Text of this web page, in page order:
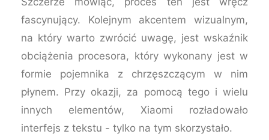
fascynujący. Kolejnym akcentem wizualnym,
na który warto zwrócić uwagę, jest wskaźnik
obciążenia procesora, który wykonany jest w
formie pojemnika z chrzęszczącym w nim
płynem. Przy okazji, za pomocą tego i wielu
innych elementów, Xiaomi rozładowało
interfejs z tekstu - tylko na tym skorzystało.